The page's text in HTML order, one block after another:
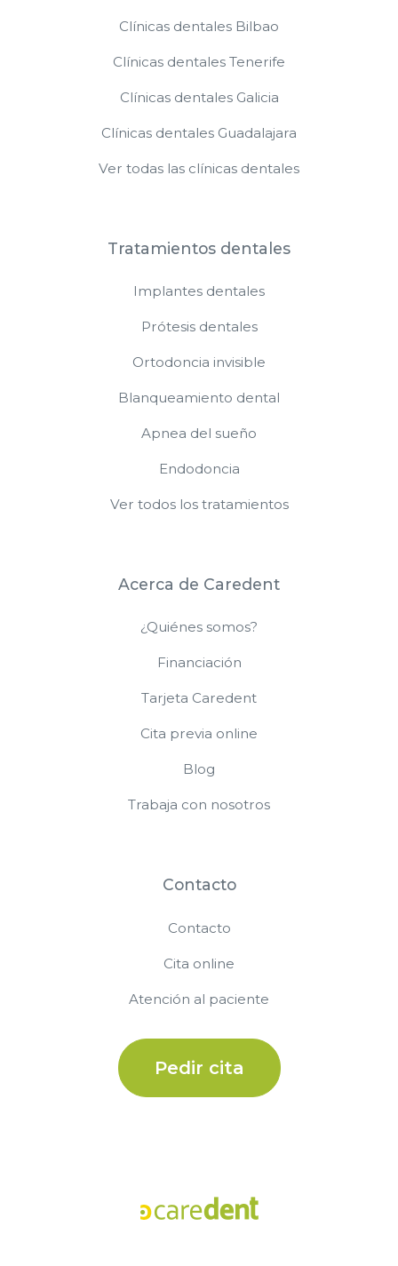
Clínicas dentales Bilbao
Clínicas dentales Tenerife
Clínicas dentales Galicia
Clínicas dentales Guadalajara
Ver todas las clínicas dentales
Tratamientos dentales
Implantes dentales
Prótesis dentales
Ortodoncia invisible
Blanqueamiento dental
Apnea del sueño
Endodoncia
Ver todos los tratamientos
Acerca de Caredent
¿Quiénes somos?
Financiación
Tarjeta Caredent
Cita previa online
Blog
Trabaja con nosotros
Contacto
Contacto
Cita online
Atención al paciente
Pedir cita